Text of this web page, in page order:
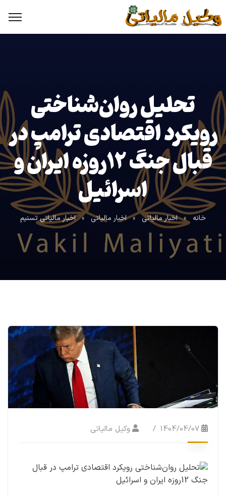
تحلیل روان‌شناختی
رویکرد اقتصادی ترامپ در
قبال جنگ ۱۲روزه ایران و
اسرائیل
خانه » اخبار مالیاتی » اخبار مالیاتی » اخبار مالیاتی تسنیم
1404/04/07 وکیل مالیاتی